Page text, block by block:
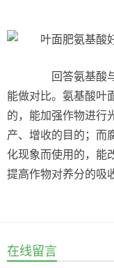
回答氨基酸与
能做对比。氨基酸叶
的，能加强作物进行
产、增收的目的；而
化现象而使用的，能
提高作物对养分的吸
在线留言